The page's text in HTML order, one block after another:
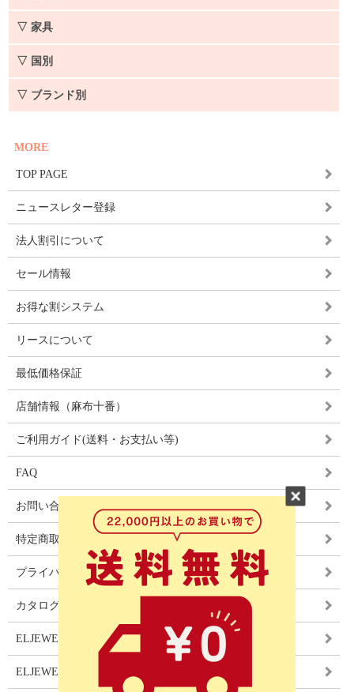
▽ 家具
▽ 国別
▽ ブランド別
MORE
TOP PAGE
ニュースレター登録
法人割引について
セール情報
お得な割システム
リースについて
最低価格保証
店舗情報（麻布十番）
ご利用ガイド(送料・お支払い等)
FAQ
お問い合わせ
特定商取引法に基づく表記
プライバシーポリシー
カタログ
ELJEWEL LIGHITNG
ELJEWEL カーテン